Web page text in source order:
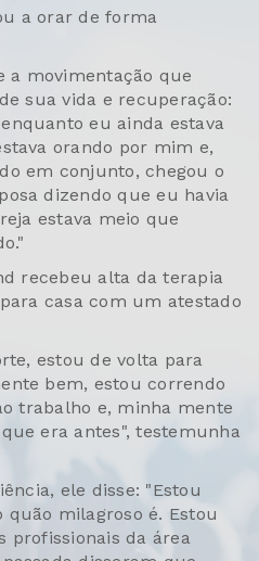
a orar de forma
a movimentação que
sua vida e recuperação:
eu ainda estava
orando por mim e,
em conjunto, chegou o
dizendo que eu havia
estava meio que
recebeu alta da terapia
casa com um atestado
estou de volta para
bem, estou correndo
trabalho e, minha mente
era antes", testemunha
ele disse: "Estou
milagroso é. Estou
profissionais da área